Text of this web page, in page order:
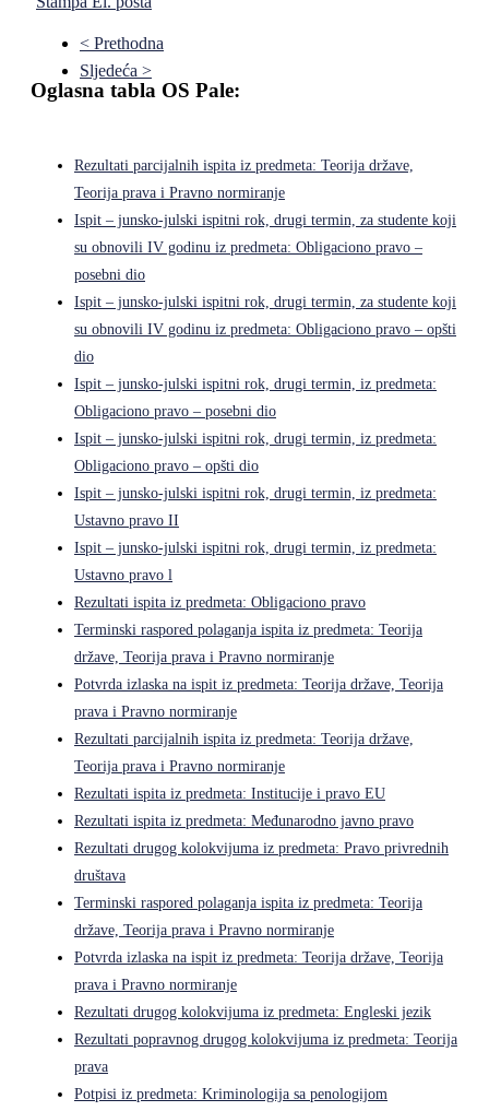
< Prethodna
Sljedeća >
Oglasna tabla OS Pale:
Rezultati parcijalnih ispita iz predmeta: Teorija države,
Teorija prava i Pravno normiranje
Ispit – junsko-julski ispitni rok, drugi termin, za studente koji
su obnovili IV godinu iz predmeta: Obligaciono pravo –
posebni dio
Ispit – junsko-julski ispitni rok, drugi termin, za studente koji
su obnovili IV godinu iz predmeta: Obligaciono pravo – opšti
dio
Ispit – junsko-julski ispitni rok, drugi termin, iz predmeta:
Obligaciono pravo – posebni dio
Ispit – junsko-julski ispitni rok, drugi termin, iz predmeta:
Obligaciono pravo – opšti dio
Ispit – junsko-julski ispitni rok, drugi termin, iz predmeta:
Ustavno pravo II
Ispit – junsko-julski ispitni rok, drugi termin, iz predmeta:
Ustavno pravo l
Rezultati ispita iz predmeta: Obligaciono pravo
Terminski raspored polaganja ispita iz predmeta: Teorija
države, Teorija prava i Pravno normiranje
Potvrda izlaska na ispit iz predmeta: Teorija države, Teorija
prava i Pravno normiranje
Rezultati parcijalnih ispita iz predmeta: Teorija države,
Teorija prava i Pravno normiranje
Rezultati ispita iz predmeta: Institucije i pravo EU
Rezultati ispita iz predmeta: Međunarodno javno pravo
Rezultati drugog kolokvijuma iz predmeta: Pravo privrednih
društava
Terminski raspored polaganja ispita iz predmeta: Teorija
države, Teorija prava i Pravno normiranje
Potvrda izlaska na ispit iz predmeta: Teorija države, Teorija
prava i Pravno normiranje
Rezultati drugog kolokvijuma iz predmeta: Engleski jezik
Rezultati popravnog drugog kolokvijuma iz predmeta: Teorija
prava
Potpisi iz predmeta: Kriminologija sa penologijom